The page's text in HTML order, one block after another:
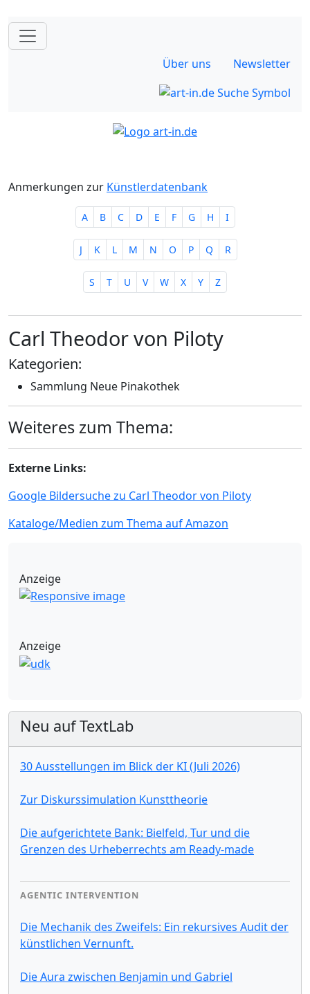
Über uns Newsletter
Anmerkungen zur Künstlerdatenbank
A B C D E F G H I
J K L M N O P Q R
S T U V W X Y Z
Carl Theodor von Piloty
Kategorien:
Sammlung Neue Pinakothek
Weiteres zum Thema:
Externe Links:
Google Bildersuche zu Carl Theodor von Piloty
Kataloge/Medien zum Thema auf Amazon
Anzeige
Anzeige
Neu auf TextLab
30 Ausstellungen im Blick der KI (Juli 2026)
Zur Diskurssimulation Kunsttheorie
Die aufgerichtete Bank: Bielfeld, Tur und die
Grenzen des Urheberrechts am Ready-made
AGENTIC INTERVENTION
Die Mechanik des Zweifels: Ein rekursives Audit der
künstlichen Vernunft.
Die Aura zwischen Benjamin und Gabriel